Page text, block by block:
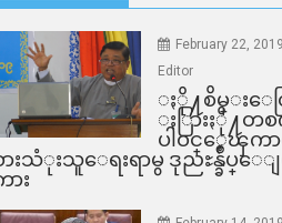
February 22, 2019
Editor
ႏို႔စိမ္းေတ
ႏြားႏို႔တစ
ပါဝင္ေၾက
ားသံုးသူေရးရာမွ ဒုညႊန္ခ်ဳပ္ေ
ား